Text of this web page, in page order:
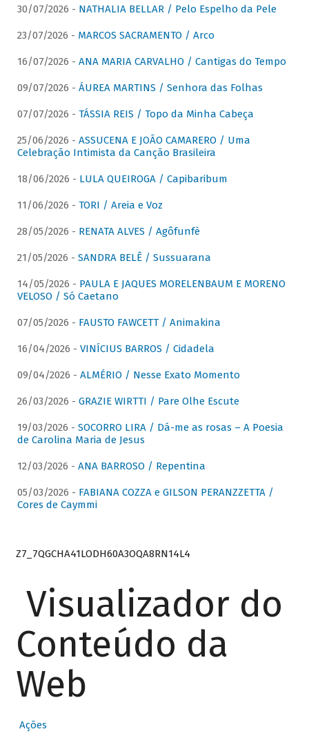
30/07/2026 - NATHALIA BELLAR / Pelo Espelho da Pele
23/07/2026 - MARCOS SACRAMENTO / Arco
16/07/2026 - ANA MARIA CARVALHO / Cantigas do Tempo
09/07/2026 - ÁUREA MARTINS / Senhora das Folhas
07/07/2026 - TÁSSIA REIS / Topo da Minha Cabeça
25/06/2026 - ASSUCENA E JOÃO CAMARERO / Uma
Celebração Intimista da Canção Brasileira
18/06/2026 - LULA QUEIROGA / Capibaribum
11/06/2026 - TORI / Areia e Voz
28/05/2026 - RENATA ALVES / Agôfunfè
21/05/2026 - SANDRA BELÊ / Sussuarana
14/05/2026 - PAULA E JAQUES MORELENBAUM E MORENO
VELOSO / Só Caetano
07/05/2026 - FAUSTO FAWCETT / Animakina
16/04/2026 - VINÍCIUS BARROS / Cidadela
09/04/2026 - ALMÉRIO / Nesse Exato Momento
26/03/2026 - GRAZIE WIRTTI / Pare Olhe Escute
19/03/2026 - SOCORRO LIRA / Dá-me as rosas – A Poesia
de Carolina Maria de Jesus
12/03/2026 - ANA BARROSO / Repentina
05/03/2026 - FABIANA COZZA e GILSON PERANZZETTA /
Cores de Caymmi
Z7_7QGCHA41LODH60A3OQA8RN14L4
Visualizador do
Conteúdo da
Web
Ações